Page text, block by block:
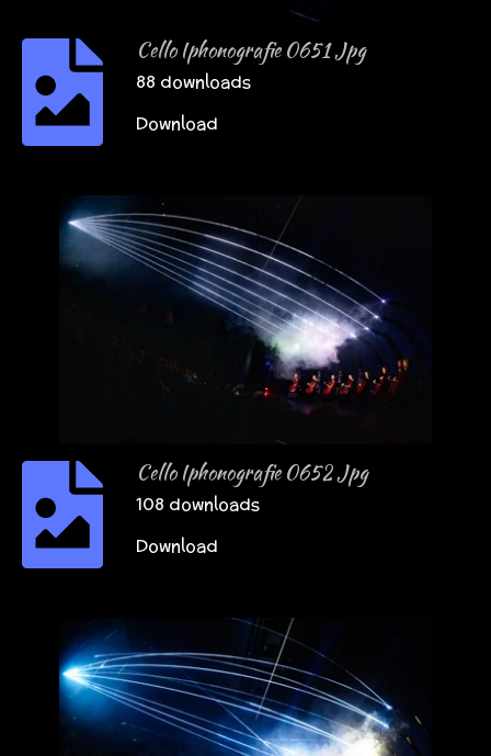
Cello Iphonografie 0651 Jpg
88 downloads
Download
Cello Iphonografie 0652 Jpg
108 downloads
Download